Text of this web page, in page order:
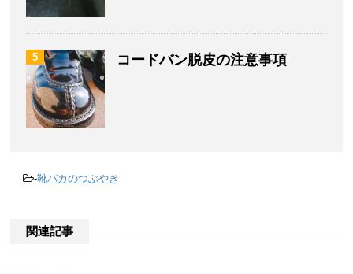
5 コードバン脱皮の注意事項
-靴バカのつぶやき
関連記事